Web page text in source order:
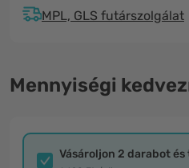
MPL, GLS futárszolgálat
Mennyiségi
Vásároljon 2 darabot